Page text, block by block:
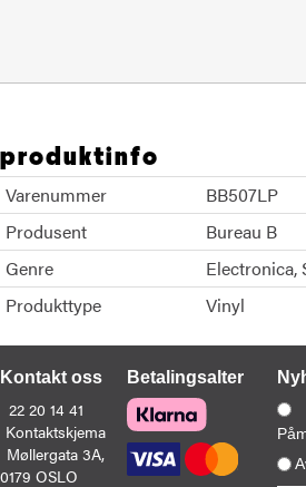
produktinfo
Varenummer
BB507LP
Produsent
Bureau B
Genre
Electronica
Produkttype
Vinyl
Kontakt oss
22 20 14 41
Kontaktskjema
Møllergata 3A,
0179 OSLO
Betalingsalternativer